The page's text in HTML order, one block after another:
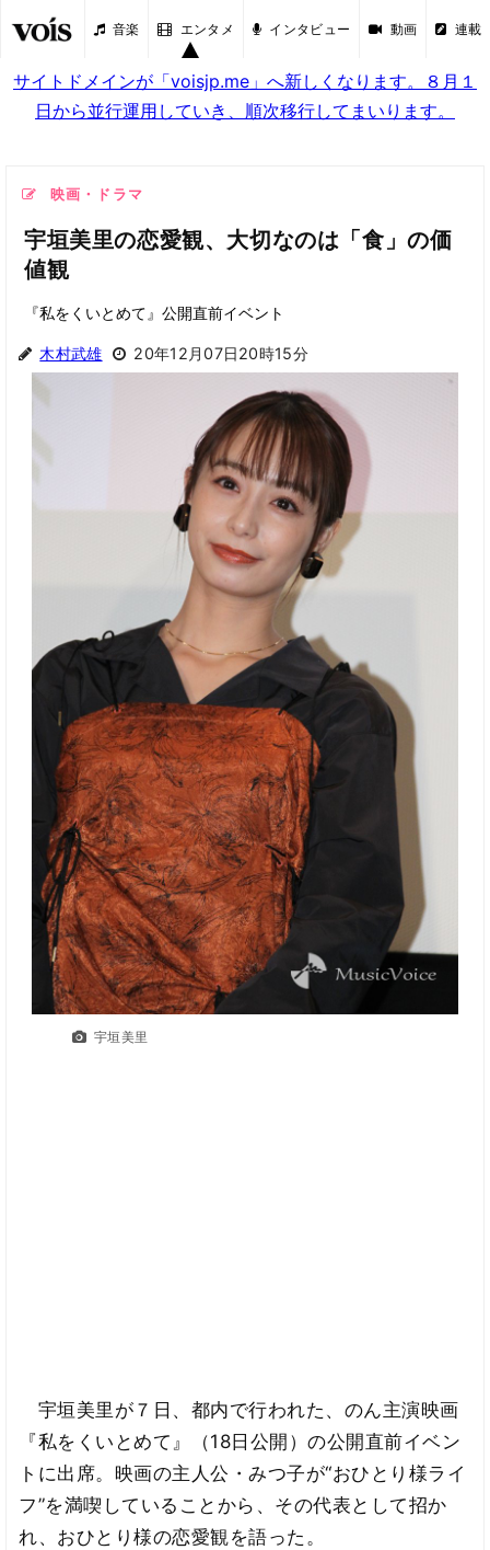
音楽 エンタメ インタビュー 動画 連載
サイトドメインが「voisjp.me」へ新しくなります。８月１
日から並行運用していき、順次移行してまいります。
映画・ドラマ
宇垣美里の恋愛観、大切なのは「食」の価
値観
『私をくいとめて』公開直前イベント
木村武雄 20年12月07日20時15分
宇垣美里
宇垣美里が７日、都内で行われた、のん主演映画
『私をくいとめて』（18日公開）の公開直前イベン
トに出席。映画の主人公・みつ子が“おひとり様ライ
フ”を満喫していることから、その代表として招か
れ、おひとり様の恋愛観を語った。